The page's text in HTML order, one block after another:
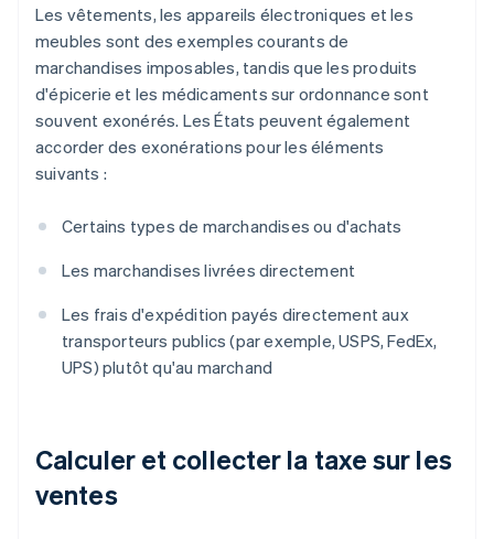
Les vêtements, les appareils électroniques et les
meubles sont des exemples courants de
marchandises imposables, tandis que les produits
d'épicerie et les médicaments sur ordonnance sont
souvent exonérés. Les États peuvent également
accorder des exonérations pour les éléments
suivants :
Certains types de marchandises ou d'achats
Les marchandises livrées directement
Les frais d'expédition payés directement aux
transporteurs publics (par exemple, USPS, FedEx,
UPS) plutôt qu'au marchand
Calculer et collecter la taxe sur les
ventes